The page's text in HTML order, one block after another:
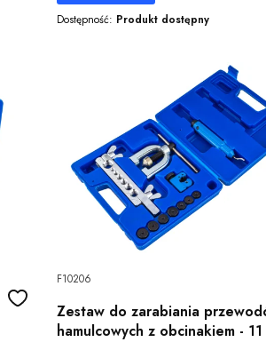
Dostępność: Produkt dostępny
F10206
Zestaw do zarabiania
hamulcowych z obcinakiem -